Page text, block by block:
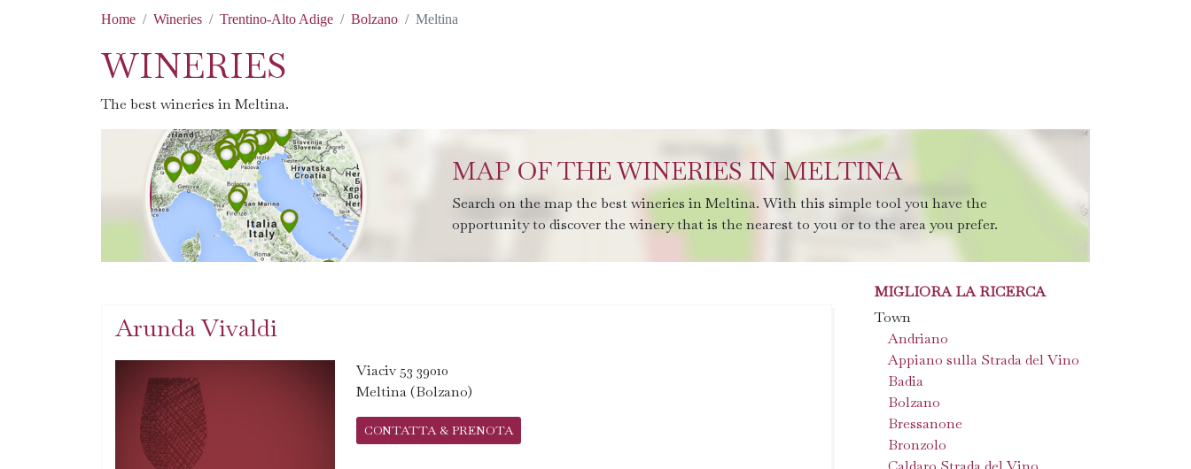
Home Wineries Trentino-Alto Adige Bolzano Meltina
WINERIES
The best wineries in Meltina.
MAP OF THE WINERIES IN MELTINA
Search on the map the best wineries in Meltina. With this simple tool you have the
opportunity to discover the winery that is the nearest to you or to the area you prefer.
Arunda Vivaldi
Viaciv 53 39010
Meltina (Bolzano)
CONTATTA & PRENOTA
MIGLIORA LA RICERCA
Town
Andriano
Appiano sulla Strada del Vino
Badia
Bolzano
Bressanone
Bronzolo